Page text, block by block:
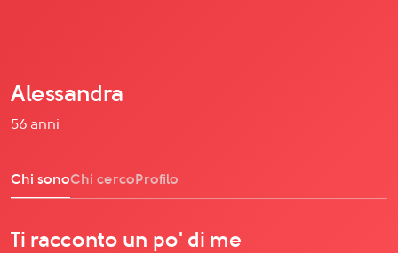
Alessandra
56 anni
Chi sonoChi cercoProfilo
Ti racconto un po' di me